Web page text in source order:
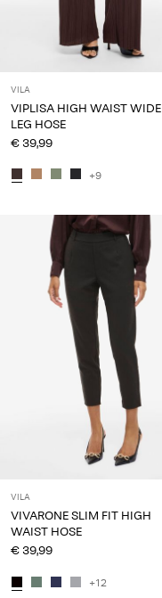
VILA
VIPLISA HIGH WAIST WIDE
LEG HOSE
€ 39,99
+9
VILA
VIVARONE SLIM FIT HIGH
WAIST HOSE
€ 39,99
+12